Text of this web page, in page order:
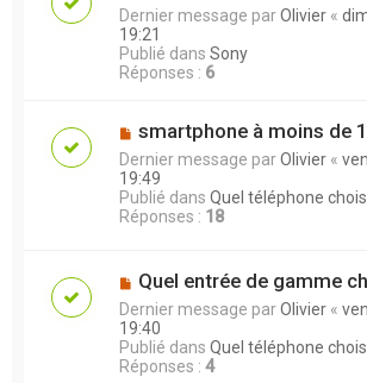
Dernier message parOlivier «
19:21
Publié dans Sony
Réponses : 6
smartphone à moins de
Dernier message parOlivier «
19:49
Publié dans Quel téléphone
Réponses : 18
Quel entrée de gamme
Dernier message parOlivier «
19:40
Publié dans Quel téléphone
Réponses : 4